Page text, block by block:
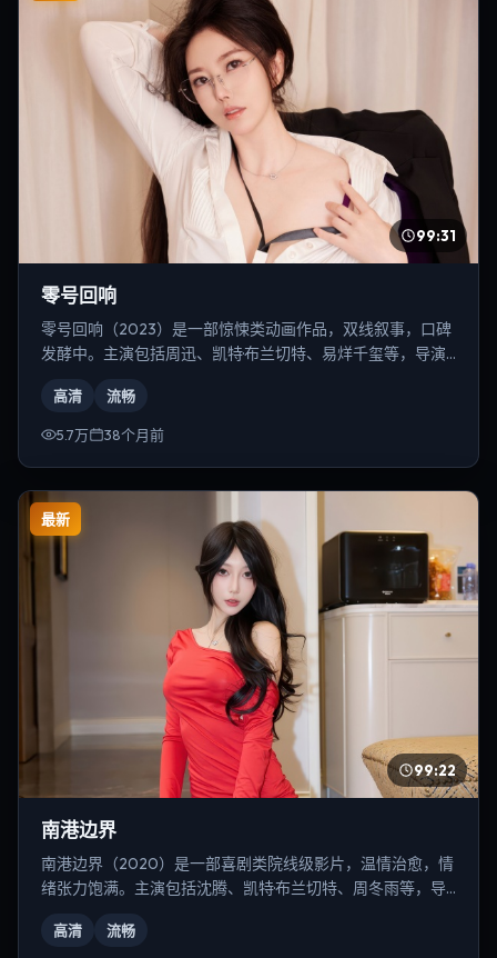
99:31
零号回响
零号回响（2023）是一部惊悚类动画作品，双线叙事，口碑
发酵中。主演包括周迅、凯特·布兰切特、易烊千玺等，导演
高清 流畅
5.7万 38个月前
最新
99:22
南港边界
南港边界（2020）是一部喜剧类院线级影片，温情治愈，情
绪张力饱满。主演包括沈腾、凯特·布兰切特、周冬雨等，导
高清 流畅